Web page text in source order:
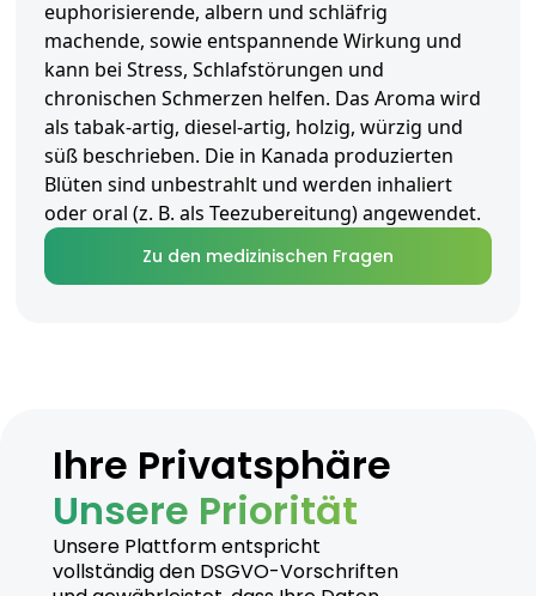
euphorisierende, albern und schläfrig
machende, sowie entspannende Wirkung und
kann bei Stress, Schlafstörungen und
chronischen Schmerzen helfen. Das Aroma wird
als tabak-artig, diesel-artig, holzig, würzig und
süß beschrieben. Die in Kanada produzierten
Blüten sind unbestrahlt und werden inhaliert
oder oral (z. B. als Teezubereitung) angewendet.
Zu den medizinischen Fragen
Ihre Privatsphäre
Unsere Priorität
Unsere Plattform entspricht
vollständig den DSGVO-Vorschriften